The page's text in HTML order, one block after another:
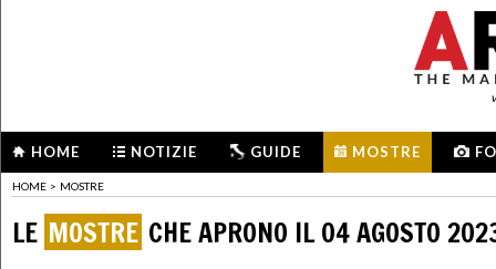
HOME NOTIZIE GUIDE MOSTRE
HOME > MOSTRE
LE MOSTRE CHE APRONO IL 04 AGOSTO